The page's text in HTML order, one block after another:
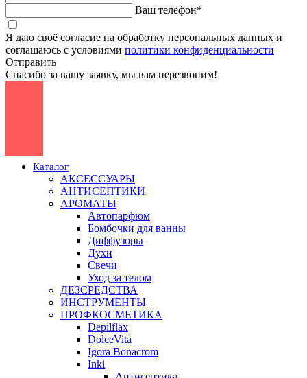
Ваш телефон*
Я даю своё согласие на обработку персональных данных и
соглашаюсь с условиями политики конфиденциальности
Отправить
Спасибо за вашу заявку, мы вам перезвоним!
Каталог
АКСЕССУАРЫ
АНТИСЕПТИКИ
АРОМАТЫ
Автопарфюм
Бомбочки для ванны
Диффузоры
Духи
Свечи
Уход за телом
ДЕЗСРЕДСТВА
ИНСТРУМЕНТЫ
ПРОФКОСМЕТИКА
Depilflax
DolceVita
Igora Bonacrom
Inki